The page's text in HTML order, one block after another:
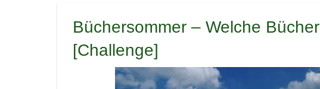
Büchersommer – Welche
[Challenge]